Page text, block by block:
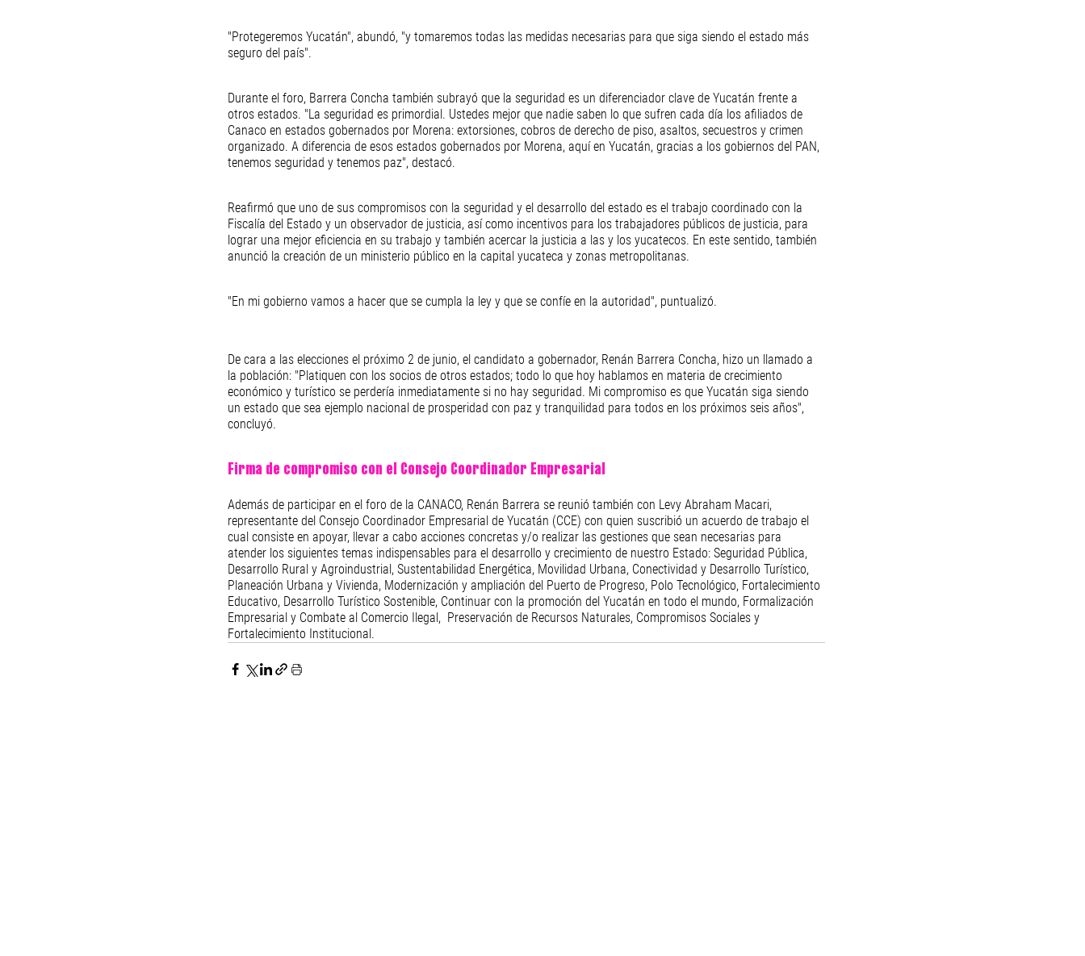
"Protegeremos Yucatán", abundó, "y tomaremos todas las medidas necesarias para que siga siendo el estado más
seguro del país".
Durante el foro, Barrera Concha también subrayó que la seguridad es un diferenciador clave de Yucatán frente a
otros estados. "La seguridad es primordial. Ustedes mejor que nadie saben lo que sufren cada día los afiliados de
Canaco en estados gobernados por Morena: extorsiones, cobros de derecho de piso, asaltos, secuestros y crimen
organizado. A diferencia de esos estados gobernados por Morena, aquí en Yucatán, gracias a los gobiernos del PAN,
tenemos seguridad y tenemos paz", destacó.
Reafirmó que uno de sus compromisos con la seguridad y el desarrollo del estado es el trabajo coordinado con la
Fiscalía del Estado y un observador de justicia, así como incentivos para los trabajadores públicos de justicia, para
lograr una mejor eficiencia en su trabajo y también acercar la justicia a las y los yucatecos. En este sentido, también
anunció la creación de un ministerio público en la capital yucateca y zonas metropolitanas.
"En mi gobierno vamos a hacer que se cumpla la ley y que se confíe en la autoridad", puntualizó.
De cara a las elecciones el próximo 2 de junio, el candidato a gobernador, Renán Barrera Concha, hizo un llamado a
la población: "Platiquen con los socios de otros estados; todo lo que hoy hablamos en materia de crecimiento
económico y turístico se perdería inmediatamente si no hay seguridad. Mi compromiso es que Yucatán siga siendo
un estado que sea ejemplo nacional de prosperidad con paz y tranquilidad para todos en los próximos seis años",
concluyó.
Firma de compromiso con el Consejo Coordinador Empresarial
Además de participar en el foro de la CANACO, Renán Barrera se reunió también con Levy Abraham Macari,
representante del Consejo Coordinador Empresarial de Yucatán (CCE) con quien suscribió un acuerdo de trabajo el
cual consiste en apoyar, llevar a cabo acciones concretas y/o realizar las gestiones que sean necesarias para
atender los siguientes temas indispensables para el desarrollo y crecimiento de nuestro Estado: Seguridad Pública,
Desarrollo Rural y Agroindustrial, Sustentabilidad Energética, Movilidad Urbana, Conectividad y Desarrollo Turístico,
Planeación Urbana y Vivienda, Modernización y ampliación del Puerto de Progreso, Polo Tecnológico, Fortalecimiento
Educativo, Desarrollo Turístico Sostenible, Continuar con la promoción del Yucatán en todo el mundo, Formalización
Empresarial y Combate al Comercio Ilegal,  Preservación de Recursos Naturales, Compromisos Sociales y
Fortalecimiento Institucional.